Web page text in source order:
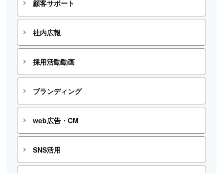
顧客サポート
社内広報
採用活動動画
ブランディング
web広告・CM
SNS活用